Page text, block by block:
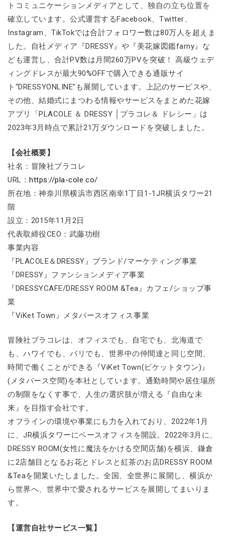
トコミュニケーションメディアとして、独自の立ち位置を
確立しています。公式運営するFacebook、Twitter、
Instagram、TikTokでは合計フォロワー数は80万人を超えま
した。自社メディア『DRESSY』や『美花嫁図鑑farny』な
ども運営し、合計PV数は月間260万PVを突破！ 高級ウェデ
ィングドレスが最大90%OFFで購入できる通販サイ
ト“DRESSYONLINE”も展開しています。上記のサービスや、
その他、結婚式にまつわる情報やサービスをまとめた花嫁
アプリ「PLACOLE ＆ DRESSY │プラコレ＆ ドレシー」は
2023年3月時点で累計21万ダウンロードを突破しました。
【会社概要】
社名：冒険社プラコレ
URL：https://pla-cole.co/
所在地：神奈川県横浜市西区南幸1丁目1-1JR横浜タワー21
階
設立：2015年11月2日
代表取締役CEO：武藤功樹
事業内容
『PLACOLE＆DRESSY』ブランド/マーケティング事業
『DRESSY』ファンションメディア事業
『DRESSYCAFE/DRESSY ROOM &Tea』カフェ/ショップ事
業
『ViKet Town』メタバースオフィス事業
冒険社プラコレは、オフィスでも、自宅でも、北海道で
も、ハワイでも、パリでも、世界中の仲間達と同じ空間、
時間で働くことができる『ViKet Town(ビケットタウン)』
(メタバース空間)を本社としています。通勤時間や居住場所
の制限をなくす事で、人生の選択肢が増える『自由な未
来』を目指す会社です。
オフラインの環境や事業にも力を入れており、2022年1月
に、JR横浜タワーにベースオフィスを開設。2022年3月に、
DRESSY ROOM(女性に魔法をかける空間店舗)を横浜、鎌倉
に2店舗目となるお花とドレスと紅茶のお店DRESSY ROOM
&Teaを開業いたしました。全国、全世界に展開し、横浜か
ら世界へ、世界中で愛されるサービスを展開してまいりま
す。
【運営自社サービス一覧】